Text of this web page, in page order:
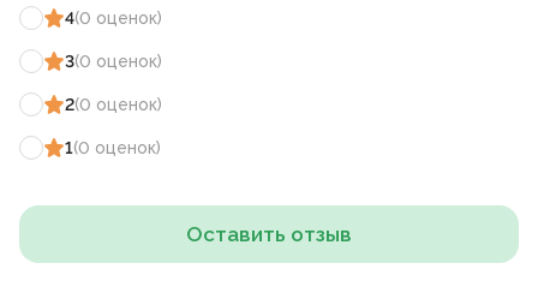
4(0 оценок)
3(0 оценок)
2(0 оценок)
1(0 оценок)
Оставить отзыв